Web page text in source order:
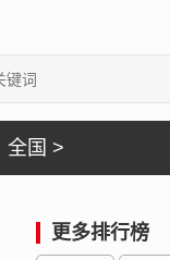
全国 >
更多排行榜